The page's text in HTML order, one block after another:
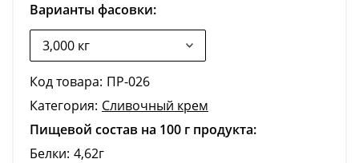
Варианты фасовки:
Код товара: ПР-026
Категория: Сливочный крем
Пищевой состав на 100 г продукта:
Белки: 4,62г